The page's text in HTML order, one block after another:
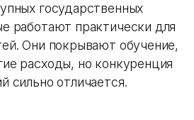
государственных
работают практически для
Они покрывают обучение,
расходы, но конкуренция
сильно отличается.